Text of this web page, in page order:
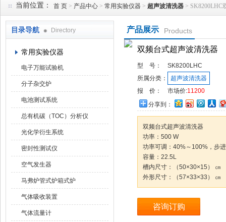
当前位置： 首 页 > 产品中心 > 常用实验仪器 > 超声波清洗器 > SK8200LHC
目录导航 Directory
常用实验仪器
电子万能试验机
分子杂交炉
电池测试系统
总有机碳（TOC）分析仪
光化学衍生系统
密封性测试仪
空气发生器
马弗炉管式炉箱式炉
气体吸收装置
气体流量计
产品展示 Products
双频台式超声波清洗器
型 号：
SK8200LHC
所属分类：
超声波清洗器
报 价：
市场价:11200
分享到：
双频台式超声波清洗器
功率：500 W
功率可调：40%～100%，步
容量：22.5L
槽内尺寸：（50×30×15） ㎝
外形尺寸：（57×33×33） ㎝
咨询订购